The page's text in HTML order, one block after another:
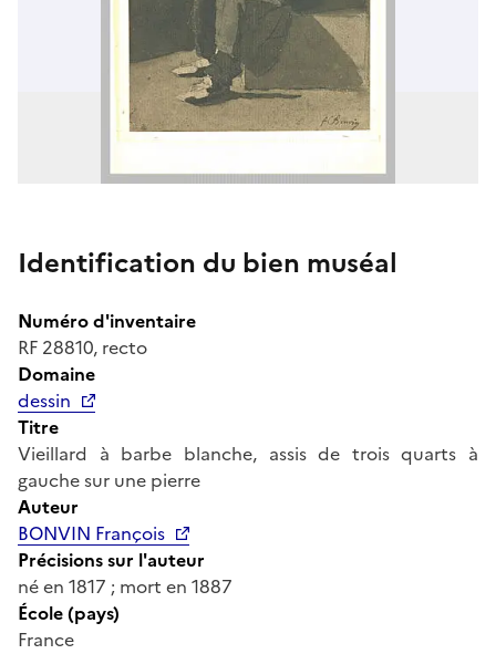
Identification du bien muséal
Numéro d'inventaire
RF 28810, recto
Domaine
dessin
Titre
Vieillard à barbe blanche, assis de trois quarts à
gauche sur une pierre
Auteur
BONVIN François
Précisions sur l'auteur
né en 1817 ; mort en 1887
École (pays)
France